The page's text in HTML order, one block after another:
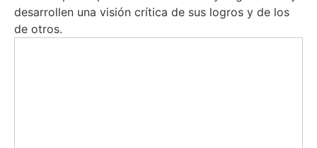
desarrollen una visión crítica de sus logros y de los
de otros.